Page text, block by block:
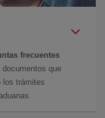
frecuentes
que
los trámites